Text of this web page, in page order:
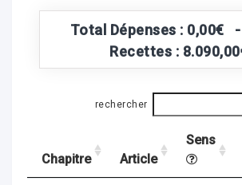
Total Dépenses : 0,00€
Recettes :
rechercher
Chapitre Article
Sens